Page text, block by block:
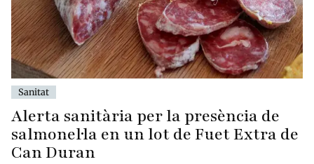
Sanitat
Alerta sanitària per la presència de
salmonel·la en un lot de Fuet Extra de
Can Duran